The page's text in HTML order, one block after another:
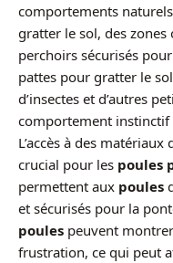
comportements
gratter le sol, des
perchoirs sécurisés
pattes pour gratter le
d’insectes et d’autres
comportement
L’accès à des
crucial pour les poules
permettent aux poules
et sécurisés pour la
poules peuvent
frustration, ce qui peut